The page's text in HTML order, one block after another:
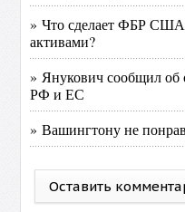
» Что сделает ФБР
активами?
» Янукович сообщил об
РФ и ЕС
» Вашингтону не
Оставить